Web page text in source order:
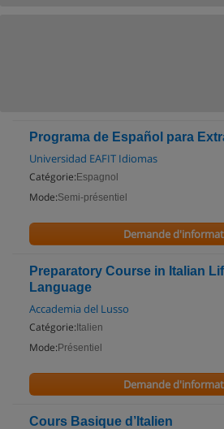
Programa de Español para
Universidad EAFIT Idiomas
Catégorie: Espagnol
Mode:Semi-présentiel
Demande
Preparatory Course in Italian
Language
Accademia del Lusso
Catégorie: Italien
Mode: Présentiel
Demande
Cours Basique d’Italien